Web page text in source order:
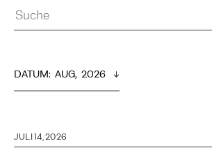
DATUM: AUG,  2026
JULI 14, 2026